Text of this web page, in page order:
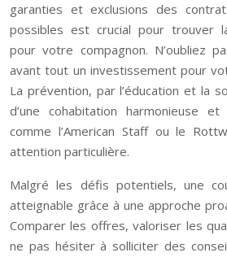
garanties et exclusions des
possibles est crucial pour trouver
pour votre compagnon. N’oubliez
avant tout un investissement pour
La prévention, par l’éducation et la
d’une cohabitation harmonieuse
comme l’American Staff ou le
attention particulière.
Malgré les défis potentiels, une
atteignable grâce à une approche
Comparer les offres, valoriser les
ne pas hésiter à solliciter des